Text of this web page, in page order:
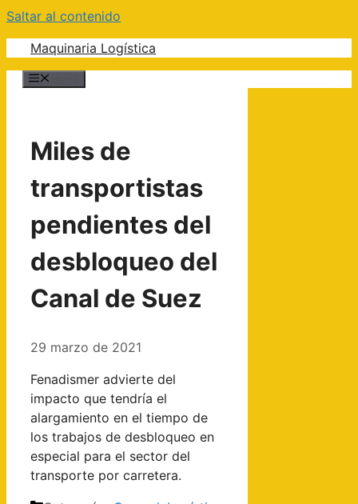
Saltar al contenido
Maquinaria Logística
Miles de
transportistas
pendientes del
desbloqueo del
Canal de Suez
29 marzo de 2021
Fenadismer advierte del
impacto que tendría el
alargamiento en el tiempo de
los trabajos de desbloqueo en
especial para el sector del
transporte por carretera.